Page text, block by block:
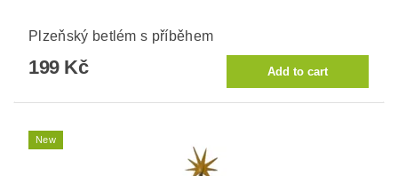
Plzeňský betlém s příběhem
199 Kč
New